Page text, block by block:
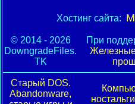
Хостинг сайта:
© 2014 - 2026
DowngradeFiles.
TK
При
Старый DOS.
Abandonware,